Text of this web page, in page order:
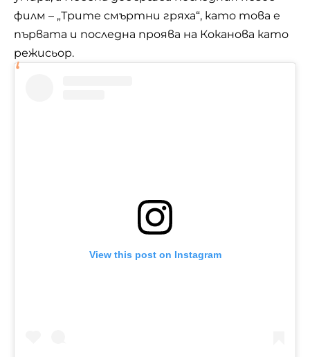
филм – „Трите смъртни гряха“, като това е
първата и последна проява на Коканова като
режисьор.
View this post on Instagram